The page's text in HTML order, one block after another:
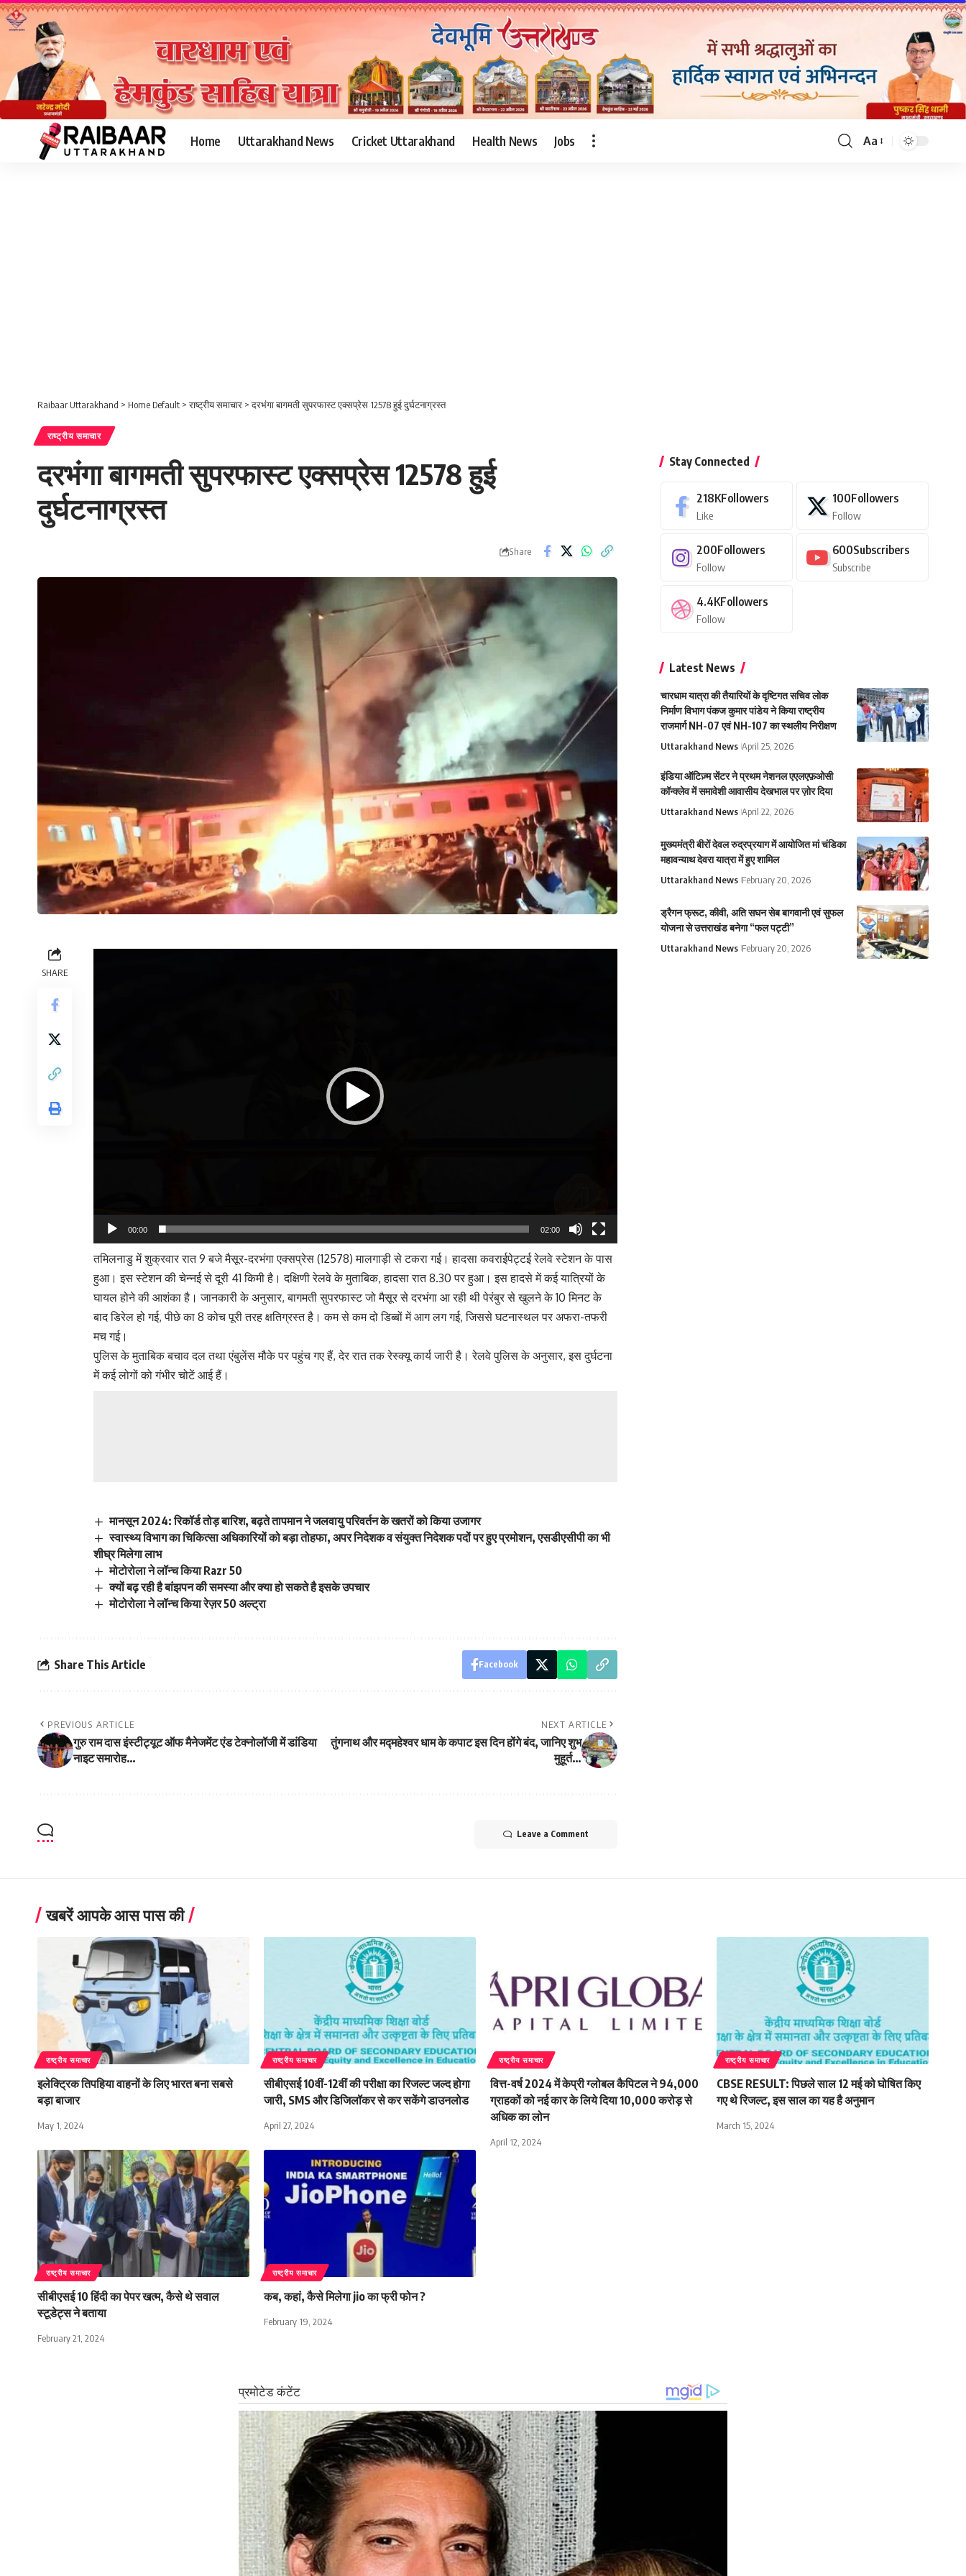
Home Uttarakhand News Cricket Uttarakhand Health News Jobs
Font
Aa
Raibaar Uttarakhand > Home Default >राष्ट्रीय समाचार >दरभंगा बागमती सुपरफास्ट एक्सप्रेस 12578 हुई दुर्घटनाग्रस्त
राष्ट्रीय समाचार
दरभंगा बागमती सुपरफास्ट एक्सप्रेस 12578 हुई
दुर्घटनाग्रस्त
Share
SHARE
00:00 02:00
तमिलनाडु में शुक्रवार रात 9 बजे मैसूर-दरभंगा एक्सप्रेस (12578) मालगाड़ी से टकरा गई। हादसा कवराईपेट्टई रेलवे स्टेशन के पास
हुआ। इस स्टेशन की चेन्नई से दूरी 41 किमी है। दक्षिणी रेलवे के मुताबिक, हादसा रात 8.30 पर हुआ। इस हादसे में कई यात्रियों के
घायल होने की आशंका है। जानकारी के अनुसार, बागमती सुपरफास्ट जो मैसूर से दरभंगा आ रही थी पेरंबुर से खुलने के 10 मिनट के
बाद डिरेल हो गई, पीछे का 8 कोच पूरी तरह क्षतिग्रस्त है। कम से कम दो डिब्बों में आग लग गई, जिससे घटनास्थल पर अफरा-तफरी
मच गई।
पुलिस के मुताबिक बचाव दल तथा एंबुलेंस मौके पर पहुंच गए हैं, देर रात तक रेस्क्यू कार्य जारी है। रेलवे पुलिस के अनुसार, इस दुर्घटना
में कई लोगों को गंभीर चोटें आई हैं।
मानसून 2024: रिकॉर्ड तोड़ बारिश, बढ़ते तापमान ने जलवायु परिवर्तन के खतरों को किया उजागर
स्वास्थ्य विभाग का चिकित्सा अधिकारियों को बड़ा तोहफा, अपर निदेशक व संयुक्त निदेशक पदों पर हुए प्रमोशन, एसडीएसीपी का भी
शीघ्र मिलेगा लाभ
मोटोरोला ने लॉन्च किया Razr 50
क्यों बढ़ रही है बांझपन की समस्या और क्या हो सकते है इसके उपचार
मोटोरोला ने लॉन्च किया रेज़र 50 अल्ट्रा
Share This Article Facebook
PREVIOUS ARTICLE
गुरु राम दास इंस्टीट्यूट ऑफ मैनेजमेंट एंड टेक्नोलॉजी में डांडिया
नाइट समारोह…
NEXT ARTICLE
तुंगनाथ और मद्महेश्वर धाम के कपाट इस दिन होंगे बंद, जानिए शुभ
मुहूर्त…
Leave a Comment
Stay Connected
218KFollowers
Like
100Followers
Follow
200Followers
Follow
600Subscribers
Subscribe
4.4KFollowers
Follow
Latest News
चारधाम यात्रा की तैयारियों के दृष्टिगत सचिव लोक
निर्माण विभाग पंकज कुमार पांडेय ने किया राष्ट्रीय
राजमार्ग NH-07 एवं NH-107 का स्थलीय निरीक्षण
Uttarakhand News April 25, 2026
इंडिया ऑटिज़्म सेंटर ने प्रथम नेशनल एएलएफ़ओसी
कॉन्क्लेव में समावेशी आवासीय देखभाल पर ज़ोर दिया
Uttarakhand News April 22, 2026
मुख्यमंत्री बीरों देवल रुद्रप्रयाग में आयोजित मां चंडिका
महावन्याथ देवरा यात्रा में हुए शामिल
Uttarakhand News February 20, 2026
ड्रैगन फ्रूट, कीवी, अति सघन सेब बागवानी एवं सुफल
योजना से उत्तराखंड बनेगा “फल पट्टी”
Uttarakhand News February 20, 2026
खबरें आपके आस पास की
राष्ट्रीय समाचार
इलेक्ट्रिक तिपहिया वाहनों के लिए भारत बना सबसे
बड़ा बाजार
May 1, 2024
राष्ट्रीय समाचार
सीबीएसई 10वीं-12वीं की परीक्षा का रिजल्ट जल्द होगा
जारी, SMS और डिजिलॉकर से कर सकेंगे डाउनलोड
April 27, 2024
राष्ट्रीय समाचार
वित्त-वर्ष 2024 में केप्री ग्लोबल कैपिटल ने 94,000
ग्राहकों को नई कार के लिये दिया 10,000 करोड़ से
अधिक का लोन
April 12, 2024
राष्ट्रीय समाचार
CBSE RESULT: पिछले साल 12 मई को घोषित किए
गए थे रिजल्ट, इस साल का यह है अनुमान
March 15, 2024
राष्ट्रीय समाचार
सीबीएसई 10 हिंदी का पेपर खत्म, कैसे थे सवाल
स्टूडेट्स ने बताया
February 21, 2024
राष्ट्रीय समाचार
कब, कहां, कैसे मिलेगा jio का फ्री फोन ?
February 19, 2024